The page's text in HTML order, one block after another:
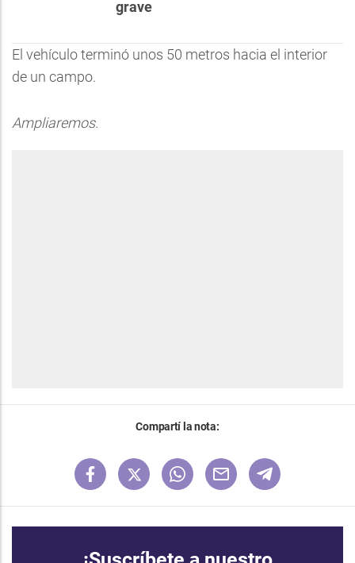
grave
El vehículo terminó unos 50 metros hacia el interior
de un campo.
Ampliaremos.
Compartí la nota: